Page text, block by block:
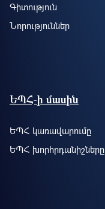
Գիտություն
Նորություններ
ԵՊՀ-ի մասին
ԵՊՀ կառավարումը
ԵՊՀ խորհրդանիշները